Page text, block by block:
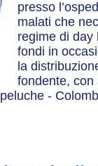
presso
malati che
regime di day
fondi in
la
fondente, con
-